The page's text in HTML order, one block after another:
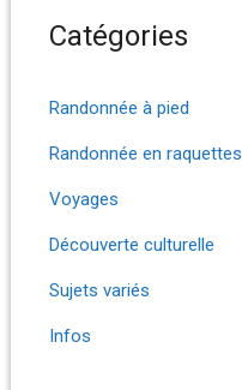
Catégories
Randonnée à pied
Randonnée en raquettes
Voyages
Découverte culturelle
Sujets variés
Infos